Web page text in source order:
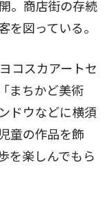
。商店街の存続
を図っている。
コスカアートセ
まちかど美術
ドウなどに横須
童の作品を飾
を楽しんでもら